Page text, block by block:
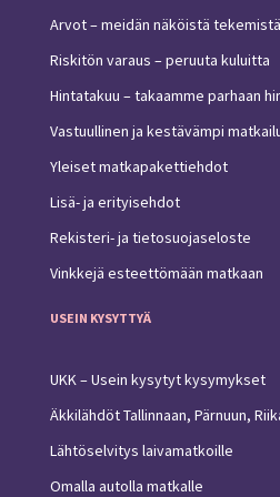
Arvot – meidän näköistä tekemistä
Riskitön varaus – peruuta kuluitta
Hintatakuu – takaamme parhaan
Vastuullinen ja kestävämpi
Yleiset matkapakettiehdot
Lisä- ja erityisehdot
Rekisteri- ja tietosuojaseloste
Vinkkejä esteettömään matkaan
USEIN KYSYTTYÄ
UKK – Usein kysytyt kysymykset
Äkkilähdöt Tallinnaan, Pärnuun,
Lähtöselvitys laivamatkoille
Omalla autolla matkalle